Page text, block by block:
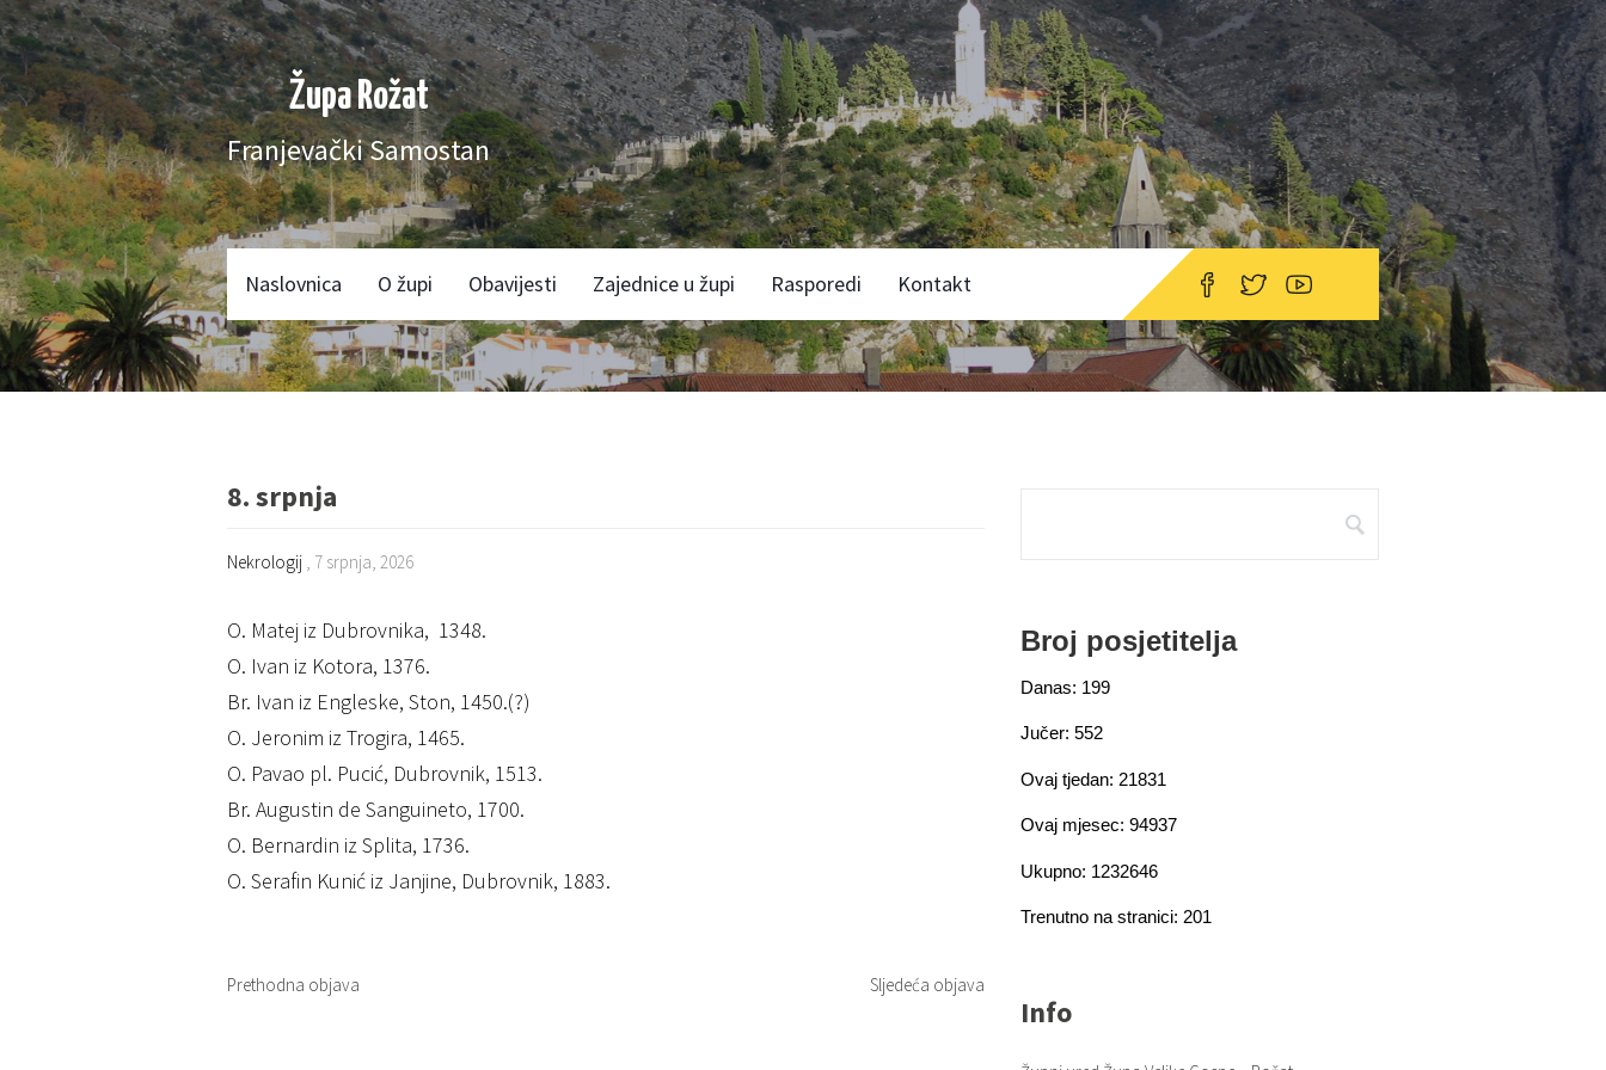
Župa Rožat
Franjevački Samostan
Naslovnica O župi Obavijesti Zajednice u župi Rasporedi Kontakt
8. srpnja
Nekrologij , 7 srpnja, 2026
O. Matej iz Dubrovnika, 1348.
O. Ivan iz Kotora, 1376.
Br. Ivan iz Engleske, Ston, 1450.(?)
O. Jeronim iz Trogira, 1465.
O. Pavao pl. Pucić, Dubrovnik, 1513.
Br. Augustin de Sanguineto, 1700.
O. Bernardin iz Splita, 1736.
O. Serafin Kunić iz Janjine, Dubrovnik, 1883.
Prethodna objava Sljedeća objava
Broj posjetitelja
Danas: 199
Jučer: 552
Ovaj tjedan: 21831
Ovaj mjesec: 94937
Ukupno: 1232646
Trenutno na stranici: 201
Info